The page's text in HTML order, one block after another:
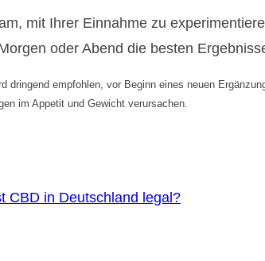
mit Ihrer Einnahme zu
oder Abend die besten
empfohlen, vor Beginn eines neuen
im Appetit und Gewicht verursachen.
CBD in Deutschland legal?